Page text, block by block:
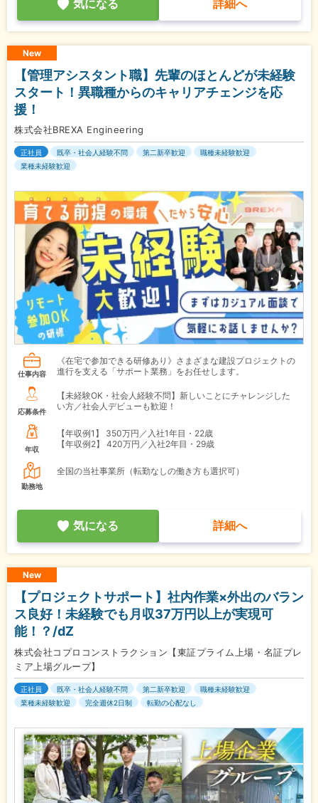
気になる 詳細へ
New
【管理アシスタント職】先輩のほとんどが未経験
スタート！異職種からのキャリアチェンジを応
援！
株式会社BREXA Engineering
正社員 既卒・社会人経験不問 第二新卒歓迎
職種未経験歓迎
業種未経験歓迎
仕事内容
《在宅で参加できる研修あり》さまざまな建設プロジェクトの
進行を支える「サポート業務」をお任せします。
応募条件
【未経験OK・社会人経験不問】新しいことにチャレンジした
い方／社会人デビューも歓迎！
年収
【年収例1】
350万円／入社1年目・22歳
【年収例2】
420万円／入社2年目・29歳
勤務地
全国の当社事業所（転勤なしの働き方も選択可）
気になる 詳細へ
New
【プロジェクトサポート】社内作業×外出のバラン
ス良好！未経験でも月収37万円以上が実現可
能！？/dZ
株式会社コプロコンストラクション【東証プライム上場・名証プレ
ミア上場グループ】
正社員 既卒・社会人経験不問 第二新卒歓迎
職種未経験歓迎
業種未経験歓迎
完全週休2日制 転勤の心配なし